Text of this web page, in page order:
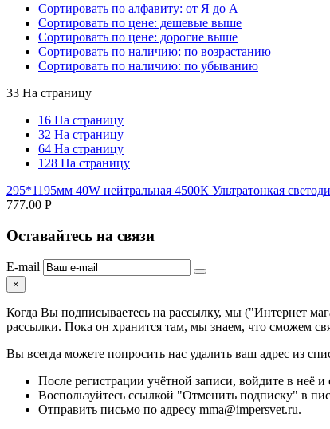
Сортировать по алфавиту: от Я до А
Сортировать по цене: дешевые выше
Сортировать по цене: дорогие выше
Сортировать по наличию: по возрастанию
Сортировать по наличию: по убыванию
33 На страницу
16 На страницу
32 На страницу
64 На страницу
128 На страницу
295*1195мм 40W нейтральная 4500К Ультратонкая
777.00 Р
Оставайтесь на связи
E-mail
×
Когда Вы подписываетесь на рассылку, мы ("Интернет
рассылки. Пока он хранится там, мы знаем, что сможем
Вы всегда можете попросить нас удалить ваш адрес из
После регистрации учётной записи, войдите в неё
Воспользуйтесь ссылкой "Отменить подписку" в
Отправить письмо по адресу mma@impersvet.ru.